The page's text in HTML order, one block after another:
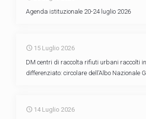
Agenda istituzionale 20-24 luglio 2026
15 Luglio 2026
DM centri di raccolta rifiuti urbani raccolti
differenziato: circolare dell’Albo Nazionale
14 Luglio 2026